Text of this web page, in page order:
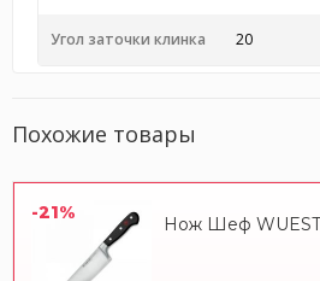
Угол заточки клинка 20
Похожие товары
-21%
Нож Шеф